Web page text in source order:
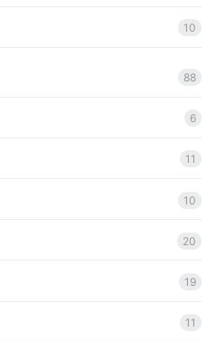
10
88
6
11
10
20
19
11